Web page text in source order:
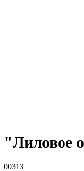
"Лиловое
00313